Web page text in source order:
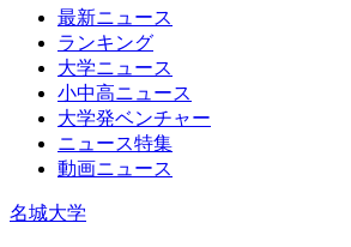
最新ニュース
ランキング
大学ニュース
小中高ニュース
大学発ベンチャー
ニュース特集
動画ニュース
名城大学